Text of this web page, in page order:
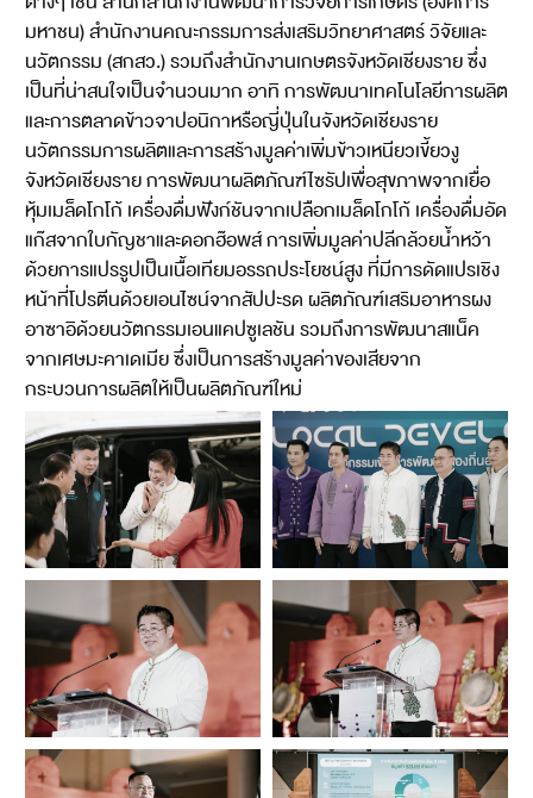
มหาชน) สำนักงานคณะกรรมการส่งเสริมวิทยาศาสตร์ วิจัยและ
นวัตกรรม (สกสว.) รวมถึงสำนักงานเกษตรจังหวัดเชียงราย ซึ่ง
เป็นที่น่าสนใจเป็นจำนวนมาก อาทิ การพัฒนาเทคโนโลยีการผลิต
และการตลาดข้าวจาปอนิกาหรือญี่ปุ่นในจังหวัดเชียงราย
นวัตกรรมการผลิตและการสร้างมูลค่าเพิ่มข้าวเหนียวเขี้ยวงู
จังหวัดเชียงราย การพัฒนาผลิตภัณฑ์ไซรัปเพื่อสุขภาพจากเยื่อ
หุ้มเมล็ดโกโก้ เครื่องดื่มฟังก์ชันจากเปลือกเมล็ดโกโก้ เครื่องดื่มอัด
แก๊สจากใบกัญชาและดอกฮ๊อพส์ การเพิ่มมูลค่าปลีกล้วยน้ำหว้า
ด้วยการแปรรูปเป็นเนื้อเทียมอรรถประโยชน์สูง ที่มีการดัดแปรเชิง
หน้าที่โปรตีนด้วยเอนไซน์จากสัปปะรด ผลิตภัณฑ์เสริมอาหารผง
อาซาอิด้วยนวัตกรรมเอนแคปซูเลชัน รวมถึงการพัฒนาสแน็ค
จากเศษมะคาเดเมีย ซึ่งเป็นการสร้างมูลค่าของเสียจาก
กระบวนการผลิตให้เป็นผลิตภัณฑ์ใหม่